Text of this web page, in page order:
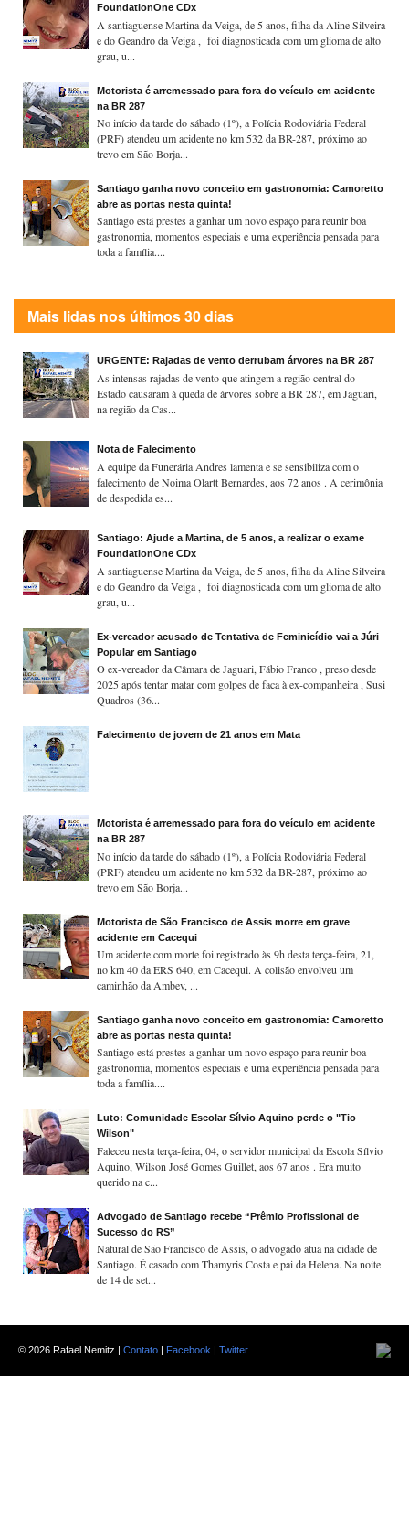
FoundationOne CDx
A santiaguense Martina da Veiga, de 5 anos, filha da Aline Silveira
e do Geandro da Veiga , foi diagnosticada com um glioma de alto
grau, u...
Motorista é arremessado para fora do veículo em acidente
na BR 287
No início da tarde do sábado (1º), a Polícia Rodoviária Federal
(PRF) atendeu um acidente no km 532 da BR-287, próximo ao
trevo em São Borja...
Santiago ganha novo conceito em gastronomia: Camoretto
abre as portas nesta quinta!
Santiago está prestes a ganhar um novo espaço para reunir boa
gastronomia, momentos especiais e uma experiência pensada para
toda a família....
Mais lidas nos últimos 30 dias
URGENTE: Rajadas de vento derrubam árvores na BR 287
As intensas rajadas de vento que atingem a região central do
Estado causaram à queda de árvores sobre a BR 287, em Jaguari,
na região da Cas...
Nota de Falecimento
A equipe da Funerária Andres lamenta e se sensibiliza com o
falecimento de Noima Olartt Bernardes, aos 72 anos . A cerimônia
de despedida es...
Santiago: Ajude a Martina, de 5 anos, a realizar o exame
FoundationOne CDx
A santiaguense Martina da Veiga, de 5 anos, filha da Aline Silveira
e do Geandro da Veiga , foi diagnosticada com um glioma de alto
grau, u...
Ex-vereador acusado de Tentativa de Feminicídio vai a Júri
Popular em Santiago
O ex-vereador da Câmara de Jaguari, Fábio Franco , preso desde
2025 após tentar matar com golpes de faca à ex-companheira , Susi
Quadros (36...
Falecimento de jovem de 21 anos em Mata
Motorista é arremessado para fora do veículo em acidente
na BR 287
No início da tarde do sábado (1º), a Polícia Rodoviária Federal
(PRF) atendeu um acidente no km 532 da BR-287, próximo ao
trevo em São Borja...
Motorista de São Francisco de Assis morre em grave
acidente em Cacequi
Um acidente com morte foi registrado às 9h desta terça-feira, 21,
no km 40 da ERS 640, em Cacequi. A colisão envolveu um
caminhão da Ambev, ...
Santiago ganha novo conceito em gastronomia: Camoretto
abre as portas nesta quinta!
Santiago está prestes a ganhar um novo espaço para reunir boa
gastronomia, momentos especiais e uma experiência pensada para
toda a família....
Luto: Comunidade Escolar Sílvio Aquino perde o "Tio
Wilson"
Faleceu nesta terça-feira, 04, o servidor municipal da Escola Sílvio
Aquino, Wilson José Gomes Guillet, aos 67 anos . Era muito
querido na c...
Advogado de Santiago recebe “Prêmio Profissional de
Sucesso do RS”
Natural de São Francisco de Assis, o advogado atua na cidade de
Santiago. É casado com Thamyris Costa e pai da Helena. Na noite
de 14 de set...
© 2026 Rafael Nemitz | Contato | Facebook | Twitter